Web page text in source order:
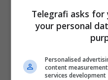
Telegrafi asks for
your personal
Personalised
content
services development